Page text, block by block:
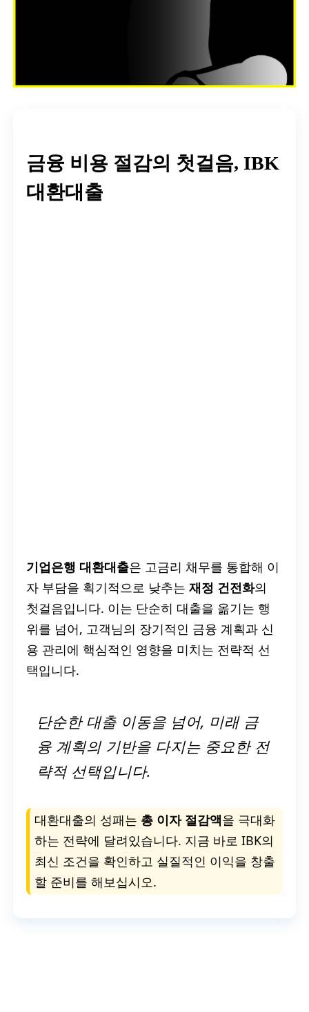
금융 비용 절감의 첫걸음, IBK
대환대출
기업은행 대환대출은 고금리 채무를 통합해 이
자 부담을 획기적으로 낮추는재정 건전화의
첫걸음입니다. 이는 단순히 대출을 옮기는 행
위를 넘어, 고객님의 장기적인 금융 계획과 신
용 관리에 핵심적인 영향을 미치는 전략적 선
택입니다.
단순한 대출 이동을 넘어, 미래 금
융 계획의 기반을 다지는 중요한 전
략적 선택입니다.
대환대출의 성패는 총 이자 절감액을 극대화
하는 전략에 달려있습니다. 지금 바로 IBK의
최신 조건을 확인하고 실질적인 이익을 창출
할 준비를 해보십시오.